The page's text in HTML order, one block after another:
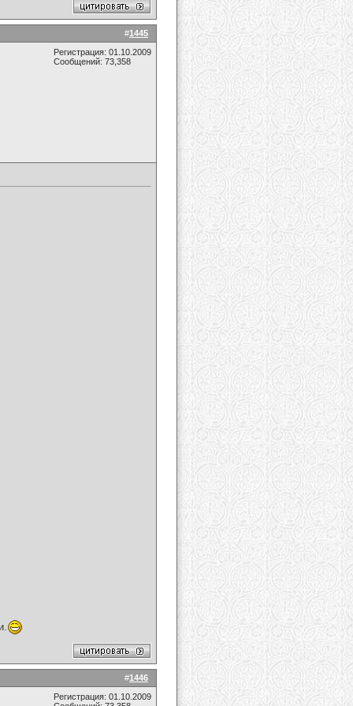
#1445
Регистрация: 01.10.2009
Сообщений: 73,358
#1446
Регистрация: 01.10.2009